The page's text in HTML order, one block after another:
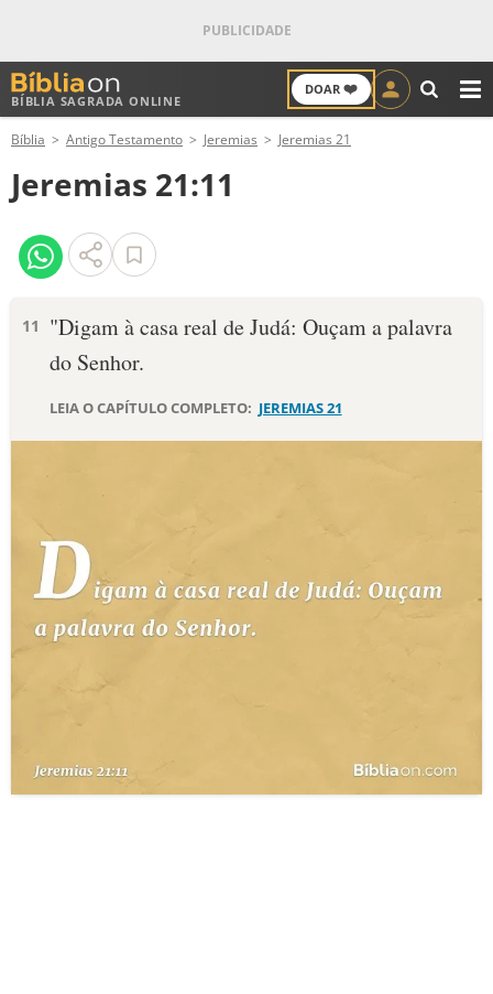
BÍBLIA SAGRADA ONLINE
DOAR ❤️
ANTIGO TESTAMENTO
NOVO TESTAMENTO
VERSÍCULOS
PALAVRA DO DIA
DEVOCIONAL DIÁRIO
10 MANDAMENTOS
ESTUDOS BÍBLICOS
ESBOÇOS DE PREGAÇÃO
PERGUNTE À BÍBLIA
Bíblia Antigo Testamento Jeremias Jeremias 21
Jeremias 21:11
11
"Digam à casa real de Judá: Ouçam a palavra
do Senhor.
LEIA O CAPÍTULO COMPLETO: JEREMIAS 21